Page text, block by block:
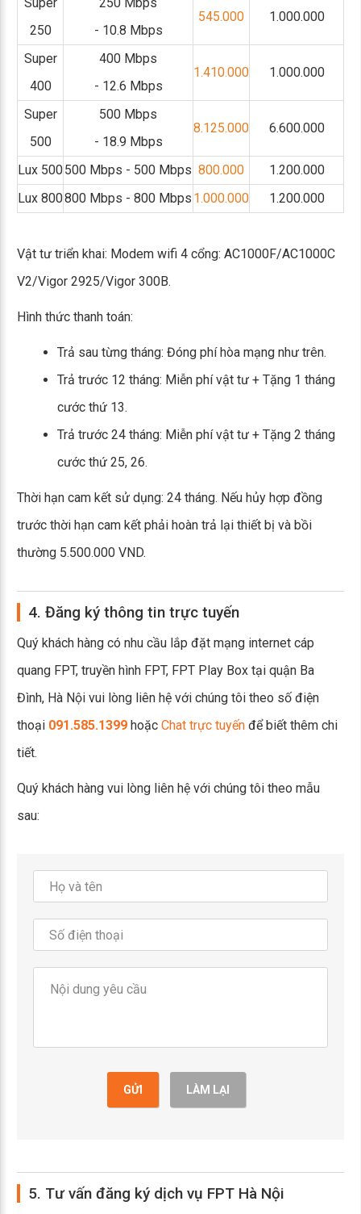
250
- 10.8 Mbps
545.000 1.000.000
Super
400
400 Mbps
- 12.6 Mbps
1.410.000 1.000.000
Super
500
500 Mbps
- 18.9 Mbps
8.125.000 6.600.000
Lux 500500 Mbps - 500 Mbps 800.000
1.200.000
Lux 800800 Mbps - 800 Mbps 1.000.000 1.200.000
Vật tư triển khai: Modem wifi 4 cổng: AC1000F/AC1000C
V2/Vigor 2925/Vigor 300B.
Hình thức thanh toán:
Trả sau từng tháng: Đóng phí hòa mạng như trên.
Trả trước 12 tháng: Miễn phí vật tư + Tặng 1 tháng
cước thứ 13.
Trả trước 24 tháng: Miễn phí vật tư + Tặng 2 tháng
cước thứ 25, 26.
Thời hạn cam kết sử dụng: 24 tháng. Nếu hủy hợp đồng
trước thời hạn cam kết phải hoàn trả lại thiết bị và bồi
thường 5.500.000 VND.
4. Đăng ký thông tin trực tuyến
Quý khách hàng có nhu cầu lắp đặt mạng internet cáp
quang FPT, truyền hình FPT, FPT Play Box tại quận Ba
Đình, Hà Nội vui lòng liên hệ với chúng tôi theo số điện
thoại 091.585.1399 hoặc Chat trực tuyến để biết thêm chi
tiết.
Quý khách hàng vui lòng liên hệ với chúng tôi theo mẫu
sau:
GỬI LÀM LẠI
5. Tư vấn đăng ký dịch vụ FPT Hà Nội